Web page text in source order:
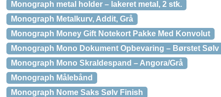
Monograph metal holder – lakeret metal, 2 stk.
Monograph Metalkurv, Addit, Grå
Monograph Money Gift Notekort Pakke Med Konvolut
Monograph Mono Dokument Opbevaring – Børstet Sølv
Monograph Mono Skraldespand – Angora/Grå
Monograph Målebånd
Monograph Nome Saks Sølv Finish